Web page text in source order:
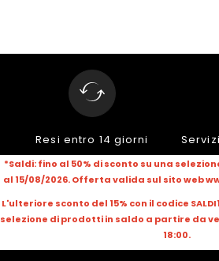
Resi entro 14 giorni
*Saldi: fino al 50% di sconto su una
al 15/08/2026. Offerta valida sul sito web
L'ulteriore sconto del 15% con il codice
selezione di prodotti in saldo a partire da
18:00.